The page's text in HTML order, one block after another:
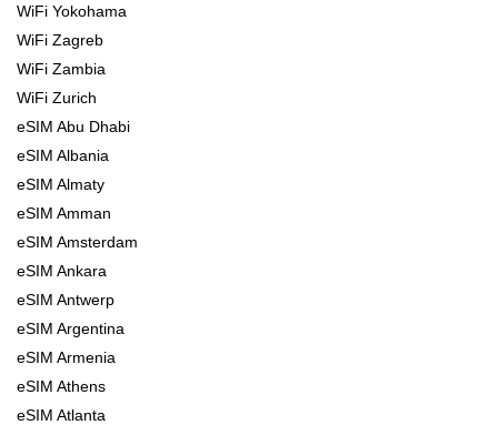
WiFi Yokohama
WiFi Zagreb
WiFi Zambia
WiFi Zurich
eSIM Abu Dhabi
eSIM Albania
eSIM Almaty
eSIM Amman
eSIM Amsterdam
eSIM Ankara
eSIM Antwerp
eSIM Argentina
eSIM Armenia
eSIM Athens
eSIM Atlanta